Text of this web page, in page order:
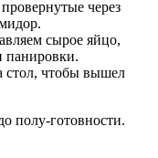
через
сырое яйцо,
панировки.
стол, чтобы вышел
полу-готовности.